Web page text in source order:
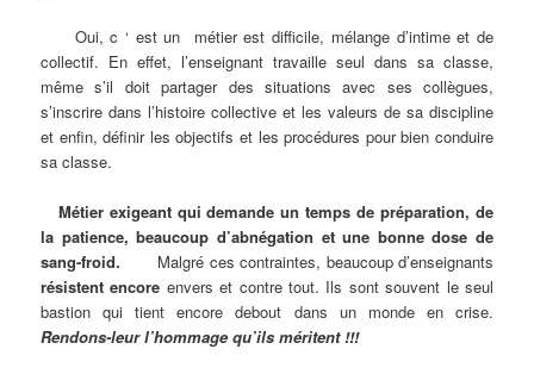
Oui, c ‘ est un métier est difficile, mélange d’intime et de
collectif. En effet, l’enseignant travaille seul dans sa classe,
même s’il doit partager des situations avec ses collègues,
s’inscrire dans l’histoire collective et les valeurs de sa discipline
et enfin, définir les objectifs et les procédures pour bien conduire
sa classe.
Métier exigeant qui demande un temps de préparation, de
la patience, beaucoup d’abnégation et une bonne dose de
sang-froid. Malgré ces contraintes, beaucoup d’enseignants
résistent encore envers et contre tout. Ils sont souvent le seul
bastion qui tient encore debout dans un monde en crise.
Rendons-leur l’hommage qu’ils méritent !!!